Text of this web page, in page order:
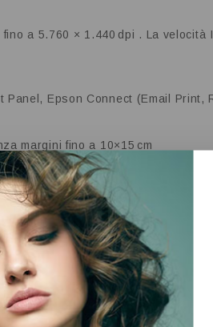
a 5.760 × 1.440 dpi . La velocità
Panel, Epson Connect (Email Print,
margini fino a 10×15 cm
12 W in stampa, 3 W in standby
l’ottima fedeltà del testo e
o display, e un’armatura